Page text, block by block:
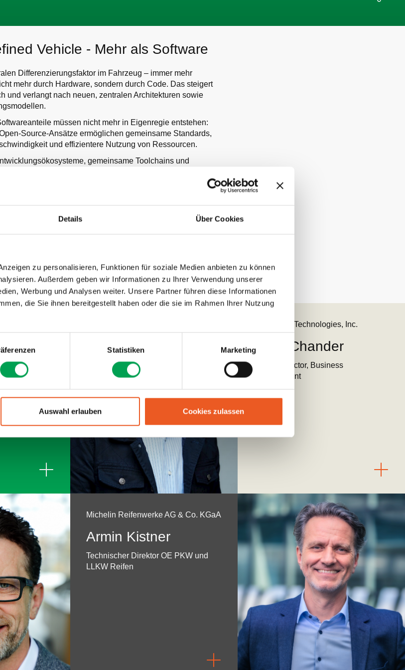
Details Über Cookies
zu personalisieren, Funktionen für soziale Medien anbieten zu können
Außerdem geben wir Informationen zu Ihrer Verwendung unserer
Werbung und Analysen weiter. Unsere Partner führen diese Informationen
die Sie ihnen bereitgestellt haben oder die sie im Rahmen Ihrer Nutzung
Statistiken Marketing
Auswahl erlauben Cookies zulassen
Vehicle - Mehr als Software
Differenzierungsfaktor im Fahrzeug – immer mehr
mehr durch Hardware, sondern durch Code. Das steigert
und verlangt nach neuen, zentralen Architekturen sowie
müssen nicht mehr in Eigenregie entstehen:
Source-Ansätze ermöglichen gemeinsame Standards,
und effizientere Nutzung von Ressourcen.
gemeinsame Toolchains und
Anforderungen an die Hardware. Leistungsfähige, flexible und
und softwarezentrierten Plattform entwickelt – und welche
Industrie, Forschung und Startups ergeben.
In-Vehicle OS
Qualcomm Technologies, Inc.
Arvin Chander
Senior Director, Business
Development
Michelin Reifenwerke AG & Co. KGaA
Armin Kistner
Technischer Direktor OE PKW und
LLKW Reifen